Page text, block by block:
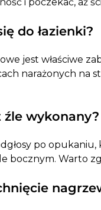
do łazienki?
jest właściwe
narażonych na
źle wykonany?
po
bocznym. Warto